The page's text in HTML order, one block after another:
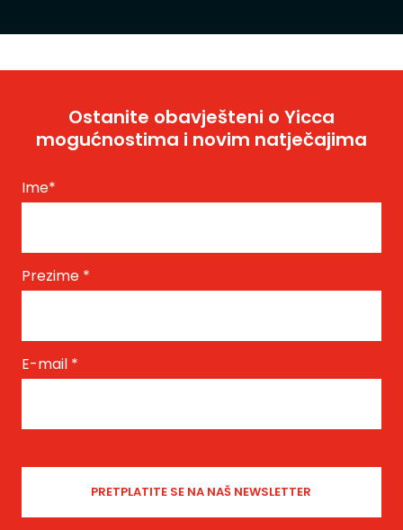
Ostanite obavješteni o Yicca
mogućnostima i novim natječajima
Ime*
Prezime *
E-mail *